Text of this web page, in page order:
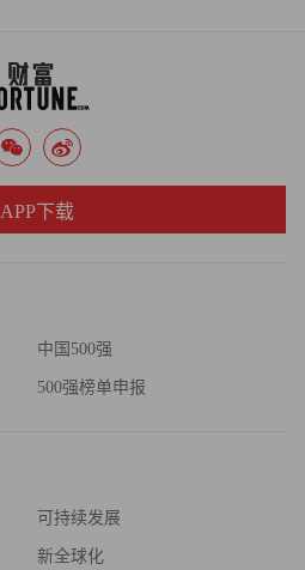
中国500强
500强榜单申报
可持续发展
新全球化
APP下载